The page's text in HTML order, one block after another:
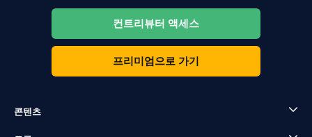
컨트리뷰터 액세스
프리미엄으로 가기
콘텐츠